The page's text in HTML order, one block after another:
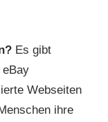
Es gibt
Webseiten
ihre